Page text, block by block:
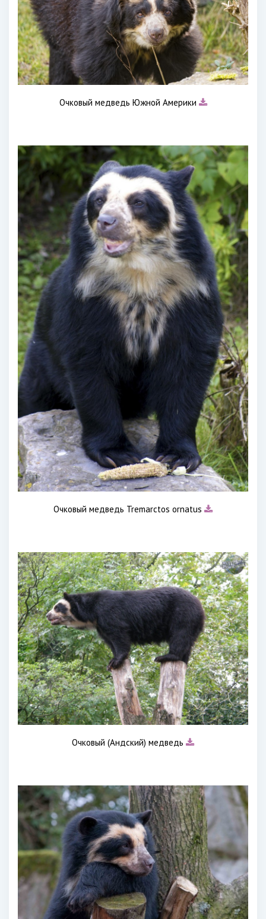
Очковый медведь Южной Америки
Очковый медведь Tremarctos ornatus
Очковый (Андский) медведь